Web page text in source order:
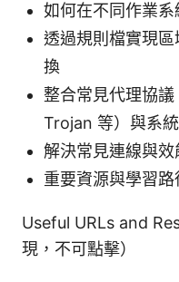
如何在不同作業
透過規則檔實現
換
整合常見代理協議
Trojan 等）與系
解決常見連線與
重要資源與學習
Useful URLs and
現，不可點擊）